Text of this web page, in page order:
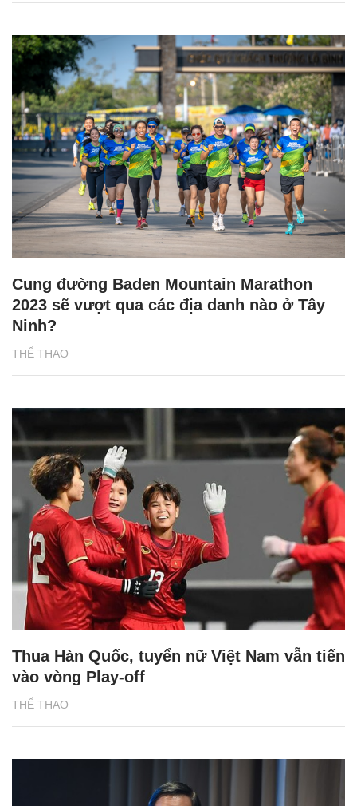
THỂ THAO
Cung đường Baden Mountain Marathon
2023 sẽ vượt qua các địa danh nào ở Tây
Ninh?
THỂ THAO
Thua Hàn Quốc, tuyển nữ Việt Nam vẫn tiến
vào vòng Play-off